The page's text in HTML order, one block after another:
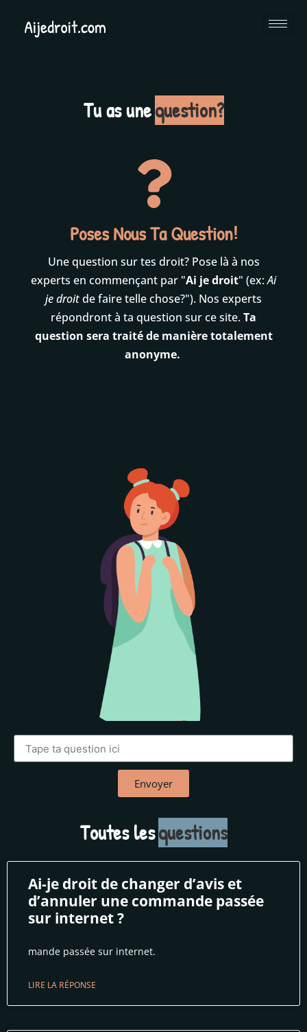
Tu as unequestion?
Poses Nous Ta Question!
Une question sur tes droit? Pose là à nos
experts en commençant par "Ai je droit" (ex:Ai
je droitde faire telle chose?"). Nos experts
répondront à ta question sur ce site.Ta
question sera traité de manière totalement
anonyme.
Envoyer
Toutes lesquestions
Ai-je droit de changer d’avis et
d’annuler une commande passée
sur internet ?
mande passée sur internet.
LIRE LA RÉPONSE